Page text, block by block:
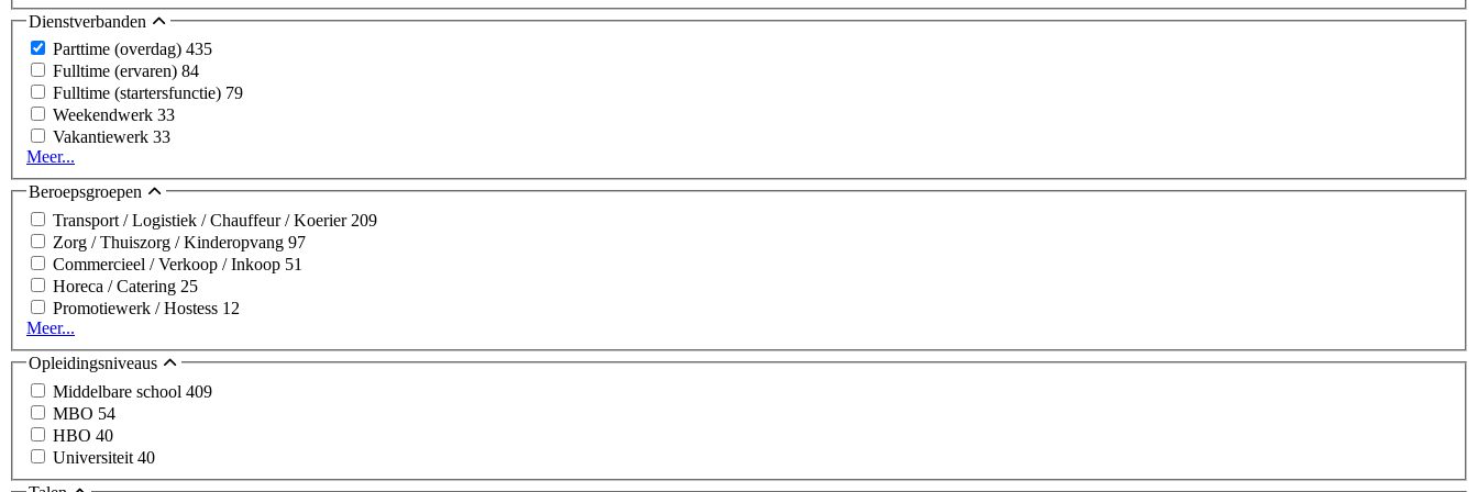
Dienstverbanden
Parttime (overdag) 435
Fulltime (ervaren) 84
Fulltime (startersfunctie) 79
Weekendwerk 33
Vakantiewerk 33
Meer...
Beroepsgroepen
Transport / Logistiek / Chauffeur / Koerier 209
Zorg / Thuiszorg / Kinderopvang 97
Commercieel / Verkoop / Inkoop 51
Horeca / Catering 25
Promotiewerk / Hostess 12
Meer...
Opleidingsniveaus
Middelbare school 409
MBO 54
HBO 40
Universiteit 40